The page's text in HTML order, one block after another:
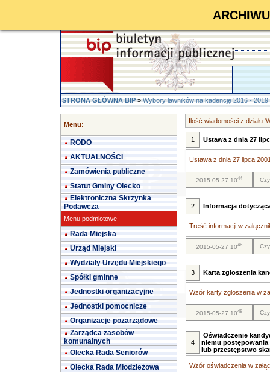
STRONA GŁÓWNA BIP»Wybory ławników na kadencję 2016 - 2019
Menu:
RODO
AKTUALNOŚCI
Zamówienia publiczne
Statut Gminy Olecko
Elektroniczna Skrzynka
Podawcza
Menu podmiotowe
Rada Miejska
Urząd Miejski
Wydziały Urzędu Miejskiego
Spółki gminne
Jednostki organizacyjne
Jednostki pomocnicze
Organizacje pozarządowe
Zarządca zasobów
komunalnych
Olecka Rada Seniorów
Olecka Rada Młodzieżowa
Ilość wiadomości z działu
1 Ustawa z dnia 27
Ustawa z dnia 27 lipca
2015-05-27 1044
2 Informacja
Treść informacji w
2015-05-27 1046
3 Karta zgłoszenia
Wzór karty zgłoszenia w
2015-05-27 1048
4
Oświadczenie
niemu
lub przestępstwo
Wzór oświadczenia w